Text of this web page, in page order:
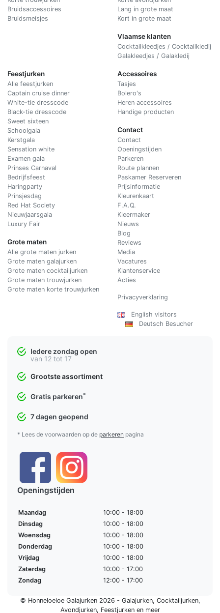
Bruidsaccessoires
Bruidsmeisjes
Lang in grote maat
Kort in grote maat
Vlaamse klanten
Cocktailkleedjes / Cocktailkledij
Galakleedjes / Galakledij
Feestjurken
Alle feestjurken
Captain cruise dinner
White-tie dresscode
Black-tie dresscode
Sweet sixteen
Schoolgala
Kerstgala
Sensation white
Examen gala
Prinses Carnaval
Bedrijfsfeest
Haringparty
Prinsjesdag
Red Hat Society
Nieuwjaarsgala
Luxury Fair
Grote maten
Alle grote maten jurken
Grote maten galajurken
Grote maten cocktailjurken
Grote maten trouwjurken
Grote maten korte trouwjurken
Accessoires
Tasjes
Bolero's
Heren accessoires
Handige producten
Contact
Contact
Openingstijden
Parkeren
Route plannen
Paskamer Reserveren
Prijsinformatie
Kleurenkaart
F.A.Q.
Kleermaker
Nieuws
Blog
Reviews
Media
Vacatures
Klantenservice
Acties
Privacyverklaring
English visitors
Deutsch Besucher
Iedere zondag open
van 12 tot 17
Grootste assortiment
Gratis parkeren*
7 dagen geopend
* Lees de voorwaarden op de parkeren pagina
Openingstijden
Maandag
10:00 - 18:00
Dinsdag
10:00 - 18:00
Woensdag
10:00 - 18:00
Donderdag
10:00 - 18:00
Vrijdag
10:00 - 18:00
Zaterdag
10:00 - 17:00
Zondag
12:00 - 17:00
© Honneloeloe Galajurken 2026 - Galajurken, Cocktailjurken,
Avondjurken, Feestjurkenen meer